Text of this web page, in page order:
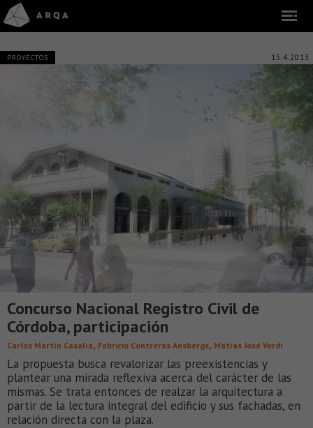
PROYECTOS 15.4.2013
Concurso Nacional Registro Civil de
Córdoba, participación
Carlos Martín Casalía, Fabricio Contreras Ansbergs, Matías José Verdi
La propuesta busca revalorizar las preexistencias y
plantear una mirada reflexiva acerca del carácter de las
mismas. Se trata entonces de realzar la arquitectura a
partir de la lectura integral del edificio y sus fachadas, en
relación directa con la plaza.